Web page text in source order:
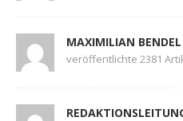
MAXIMILIAN BENDEL
veröffentlichte 2381